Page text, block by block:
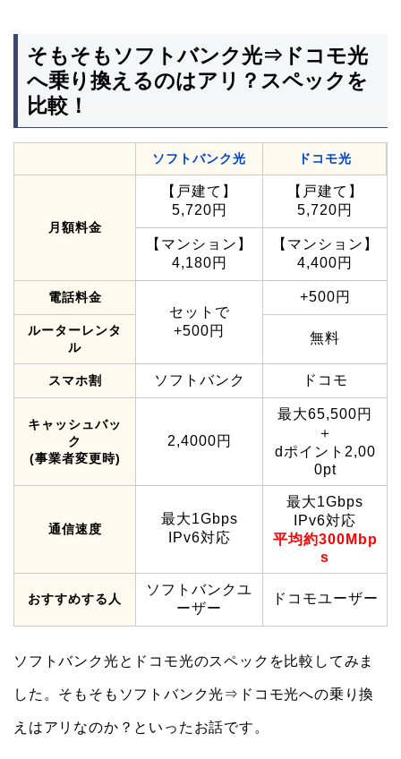
そもそもソフトバンク光⇒ドコモ光
へ乗り換えるのはアリ？スペックを
比較！
ソフトバンク光 ドコモ光
月額料金
【戸建て】
5,720円
【戸建て】
5,720円
【マンション】
4,180円
【マンション】
4,400円
電話料金
セットで
+500円
+500円
ルーターレンタ
ル
無料
スマホ割 ソフトバンク ドコモ
キャッシュバッ
ク
(事業者変更時)
2,4000円
最大65,500円
＋
dポイント2,00
0pt
通信速度
最大1Gbps
IPv6対応
最大1Gbps
IPv6対応
平均約300Mbp
s
おすすめする人
ソフトバンクユ
ーザー
ドコモユーザー
ソフトバンク光とドコモ光のスペックを比較してみま
した。そもそもソフトバンク光⇒ドコモ光への乗り換
えはアリなのか？といったお話です。